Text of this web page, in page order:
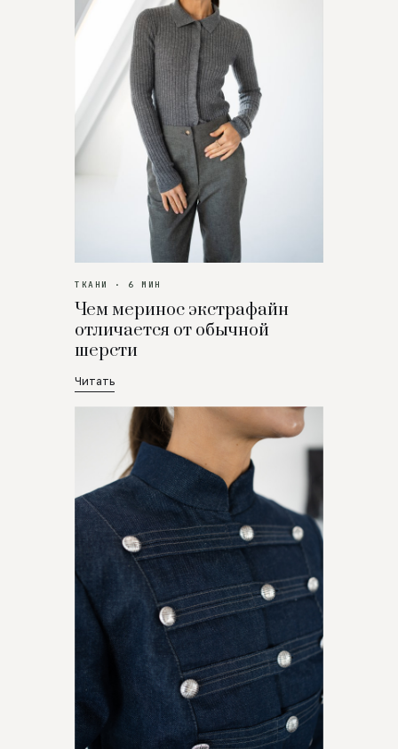
ТКАНИ · 6 МИН
Чем меринос экстрафайн
отличается от обычной
шерсти
Читать